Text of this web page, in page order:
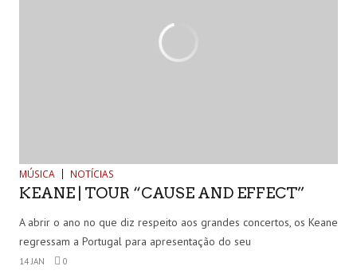
MÚSICA NOTÍCIAS
KEANE | TOUR “CAUSE AND EFFECT”
A abrir o ano no que diz respeito aos grandes concertos, os Keane
regressam a Portugal para apresentação do seu
14 JAN 0